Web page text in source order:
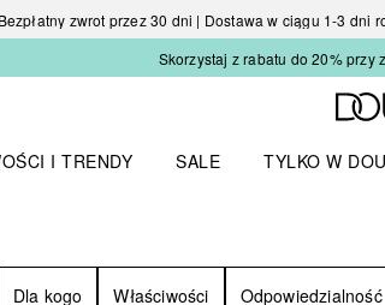
zwrot przez 30 dni | Dostawa w ciągu 1-3 dni
Skorzystaj z rabatu do 20% przy
I TRENDY
SALE
TYLKO W
Dla kogo Właściwości Odpowiedzialność
Sponsorowany